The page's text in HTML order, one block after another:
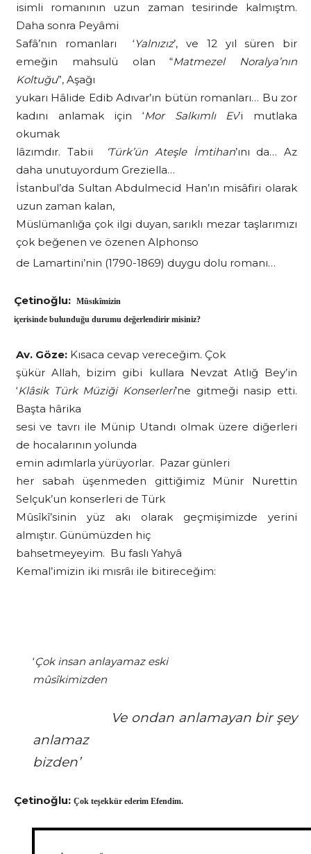
isimli romanının uzun zaman tesirinde kalmıştm.
Daha sonra Peyâmi
Safâ’nın romanları ‘Yalnızız’, ve 12 yıl süren bir
emeğin mahsulü olan “Matmezel Noralya’nın
Koltuğu”, Aşağı
yukarı Hâlide Edib Adıvar’ın bütün romanları… Bu zor
kadını anlamak için ‘Mor Salkımlı Ev’i mutlaka
okumak
lâzımdır. Tabii
‘Türk’ün Ateşle İmtihan’ını da… Az
daha unutuyordum Greziella…
İstanbul’da Sultan Abdulmecid Han’ın misâfiri olarak
uzun zaman kalan,
Müslümanlığa çok ilgi duyan, sarıklı mezar taşlarımızı
çok beğenen ve özenen Alphonso
de Lamartini’nin (1790-1869) duygu dolu romanı…
Çetinoğlu: Mûsıkîmizin
içerisinde bulunduğu durumu değerlendirir misiniz?
Av. Göze: Kısaca cevap vereceğim. Çok
şükür Allah, bizim gibi kullara Nevzat Atlığ Bey’in
‘Klâsik Türk Müziği Konserleri’ne gitmeği nasip etti.
Başta hârika
sesi ve tavrı ile Münip Utandı olmak üzere diğerleri
de hocalarının yolunda
emin adımlarla yürüyorlar. Pazar günleri
her sabah üşenmeden gittiğimiz Münir Nurettin
Selçuk’un konserleri de Türk
Mûsîkî’sinin yüz akı olarak geçmişimizde yerini
almıştır. Günümüzden hiç
bahsetmeyeyim. Bu faslı Yahyâ
Kemal’imizin iki mısrâı ile bitireceğim:
‘Çok insan anlayamaz eski
mûsîkimizden
Ve ondan anlamayan bir şey
anlamaz
bizden’
Çetinoğlu: Çok teşekkür ederim Efendim.